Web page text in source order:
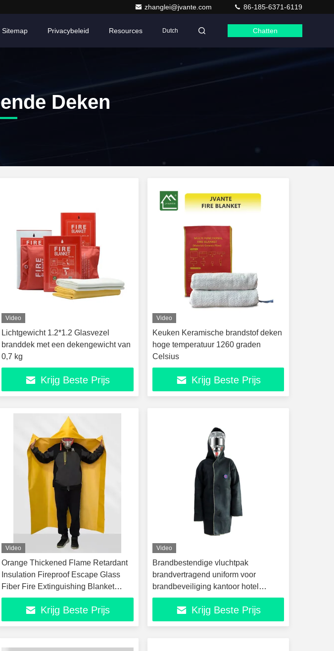
zhanglei@jvante.com 86-185-6371-6119
Sitemap Privacybeleid Resources Dutch Chatten
Deken
Video
Lichtgewicht 1.2*1.2 Glasvezel
branddek met een dekengewicht van
0,7 kg
Krijg Beste Prijs
Video
Keuken Keramische brandstof deken
hoge temperatuur 1260 graden
Celsius
Krijg Beste Prijs
Video
Orange Thickened Flame Retardant
Insulation Fireproof Escape Glass
Fiber Fire Extinguishing Blanket
Cape
Krijg Beste Prijs
Video
Brandbestendige vluchtpak
brandvertragend uniform voor
brandbeveiliging kantoor hotel
huishouden hoge temperatuur
bestand vluchtpak brandbestendige
vluchtpak
Krijg Beste Prijs